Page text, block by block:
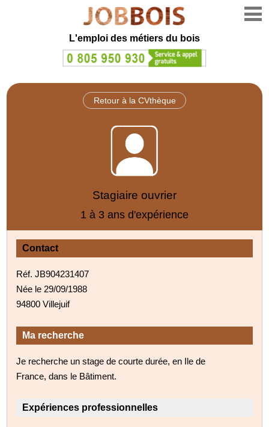
L'emploi des métiers du bois
Retour à la CVthèque
Stagiaire ouvrier
1 à 3 ans d'expérience
Contact
Réf. JB904231407
Née le 29/09/1988
94800 Villejuif
Ma recherche
Je recherche un stage de courte durée, en Ile de
France, dans le Bâtiment.
Expériences professionnelles